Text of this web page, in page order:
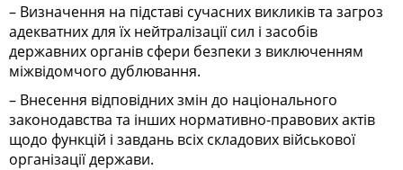
– Визначення на підставі сучасних викликів та загроз
адекватних для їх нейтралізації сил і засобів
державних органів сфери безпеки з виключенням
міжвідомчого дублювання.
– Внесення відповідних змін до національного
законодавства та інших нормативно-правових актів
щодо функцій і завдань всіх складових військової
організації держави.